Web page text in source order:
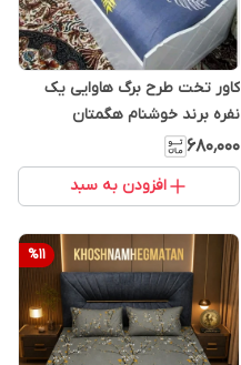
کاور تخت طرح برگ هاوایی یک
نفره برند خوشنام هگمتان
۶۸۰٬۰۰۰
افزودن به سبد
%11